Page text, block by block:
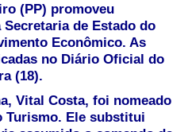
(PP) promoveu
de Estado do
Econômico. As
no Diário Oficial do
(18).
Vital Costa, foi nomeado
Turismo. Ele substitui